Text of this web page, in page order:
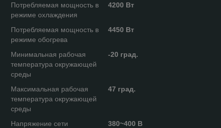
Потребляемая мощность в
режиме охлаждения
4200 Вт
Потребляемая мощность в
режиме обогрева
4450 Вт
Минимальная рабочая
температура окружающей
среды
-20 град.
Максимальная рабочая
температура окружающей
среды
47 град.
Напряжение сети
380~400 В